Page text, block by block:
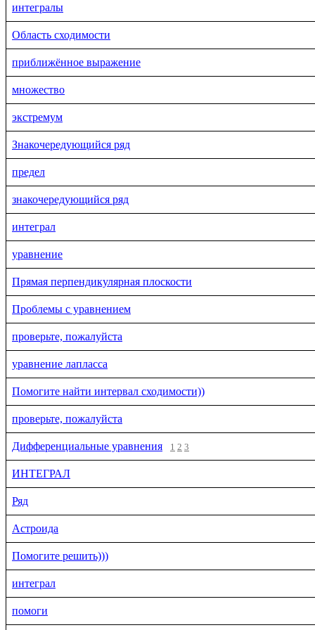
интегралы
Область сходимости
приближённое выражение
множество
экстремум
Знакочередующийся ряд
предел
знакочередующийся ряд
интеграл
уравнение
Прямая перпендикулярная плоскости
Проблемы с уравнением
проверьте, пожалуйста
уравнение лапласса
Помогите найти интервал сходимости))
проверьте, пожалуйста
Дифференциальные уравнения
1 2 3
ИНТЕГРАЛ
Ряд
Астроида
Помогите решить)))
интеграл
помоги